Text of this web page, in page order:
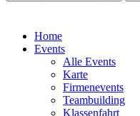
Home
Events
Alle Events
Karte
Firmenevents
Teambuilding
Klassenfahrt